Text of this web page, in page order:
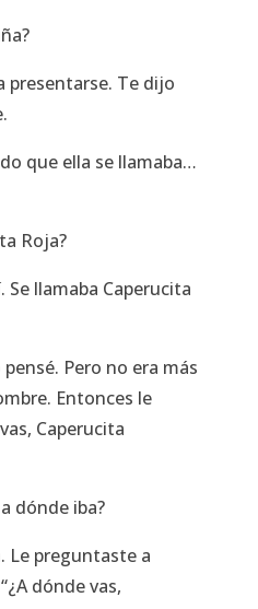
presentarse. Te dijo
que ella se llamaba…
Roja?
Se llamaba Caperucita
Pero no era más
Entonces le
Caperucita
dónde iba?
Le preguntaste a
dónde vas,